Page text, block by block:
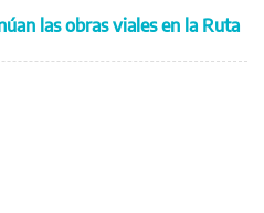
las obras viales en la Ruta